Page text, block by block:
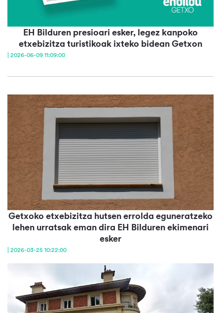
EH Bilduren presioari esker, legez kanpoko
etxebizitza turistikoak ixteko bidean Getxon
| 2026-06-09 11:09:00
Getxoko etxebizitza hutsen errolda eguneratzeko
lehen urratsak eman dira EH Bilduren ekimenari
esker
| 2026-03-25 10:22:00